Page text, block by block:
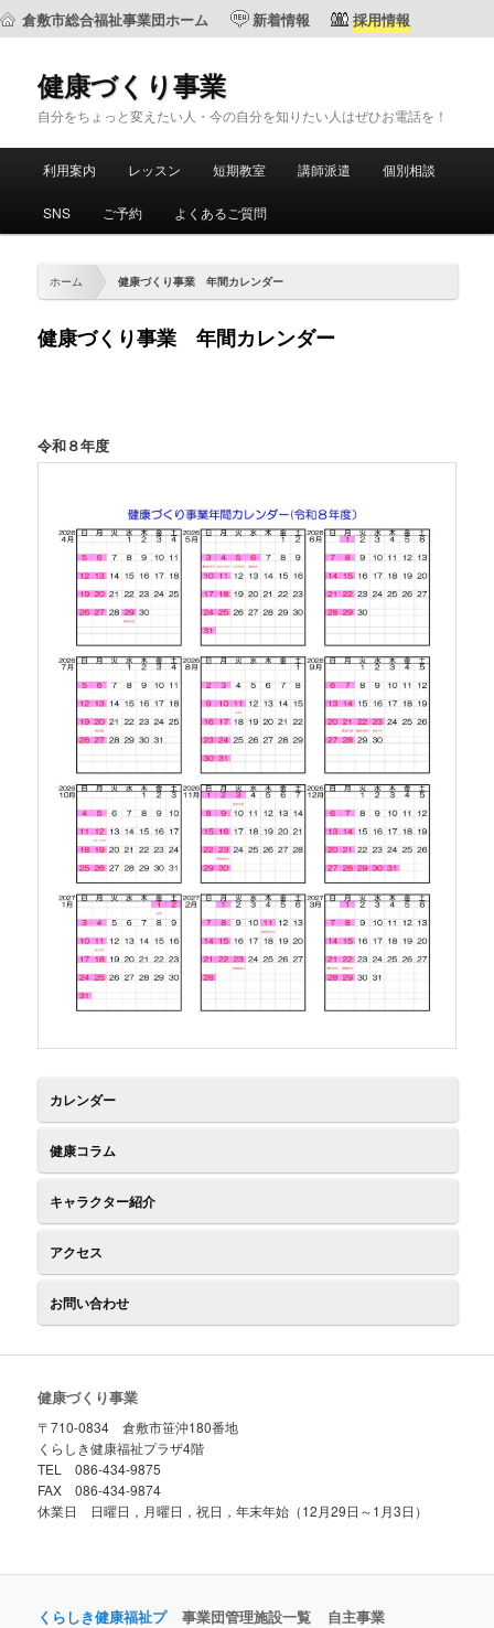
倉敷市総合福祉事業団ホーム 新着情報 採用情報
健康づくり事業
自分をちょっと変えたい人・今の自分を知りたい人はぜひお電話を！
メ
メ
イ
ン
サ
ブ
ツ
利用案内 レッスン 短期教室 講師派遣 個別相談
SNS ご予約 よくあるご質問
ホーム 健康づくり事業 年間カレンダー
健康づくり事業 年間カレンダー
令和８年度
カレンダー
健康コラム
キャラクター紹介
アクセス
お問い合わせ
健康づくり事業
〒710-0834 倉敷市笹沖180番地
くらしき健康福祉プラザ4階
TEL 086-434-9875
FAX 086-434-9874
休業日 日曜日，月曜日，祝日，年末年始（12月29日～1月3日）
くらしき健康福祉プ
事業団管理施設一覧
自主事業